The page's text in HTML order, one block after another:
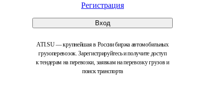
Регистрация
Вход
ATI.SU — крупнейшая в России биржа автомобильных
грузоперевозок. Зарегистрируйтесь и получите доступ
к тендерам на перевозки, заявкам на перевозку грузов и
поиск транспорта